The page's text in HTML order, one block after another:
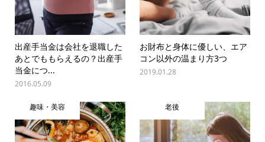
出産手当金は会社を退職した
あとでももらえるの？出産手
当金につ...
2016.05.09
お財布と身体に優しい、エア
コン以外の温まり方3つ
2019.01.28
趣味・美容 老後